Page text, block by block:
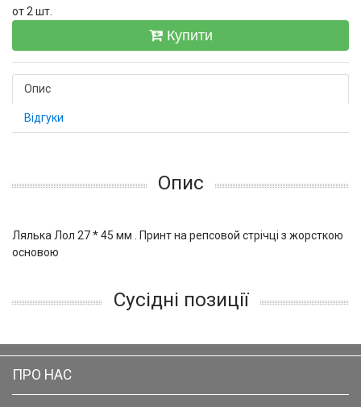
от 2 шт.
Купити
Опис
Відгуки
Опис
Лялька Лол 27 * 45 мм . Принт на репсовой стрічці з жорсткою
основою
Сусідні позиції
ПРО НАС